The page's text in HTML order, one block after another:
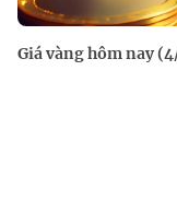
Giá vàng hôm nay